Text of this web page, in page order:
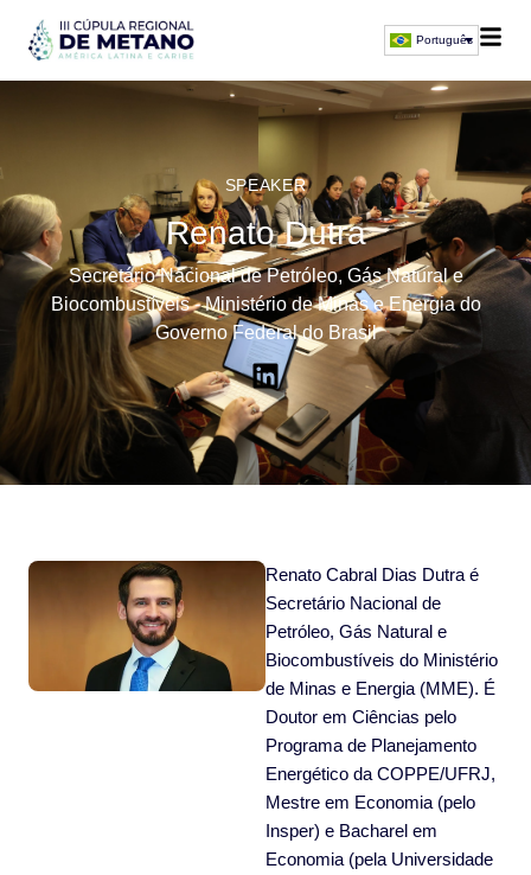
Português
SPEAKER
Renato Dutra
Secretário Nacional de Petróleo, Gás Natural e
Biocombustíveis - Ministério de Minas e Energia do
Governo Federal do Brasil
Renato Cabral Dias Dutra é
Secretário Nacional de
Petróleo, Gás Natural e
Biocombustíveis do Ministério
de Minas e Energia (MME). É
Doutor em Ciências pelo
Programa de Planejamento
Energético da COPPE/UFRJ,
Mestre em Economia (pelo
Insper) e Bacharel em
Economia (pela Universidade